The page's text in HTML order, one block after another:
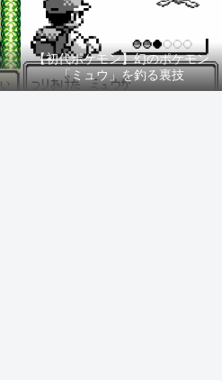
【初代ポケモン】幻のポケモン
「ミュウ」を釣る裏技